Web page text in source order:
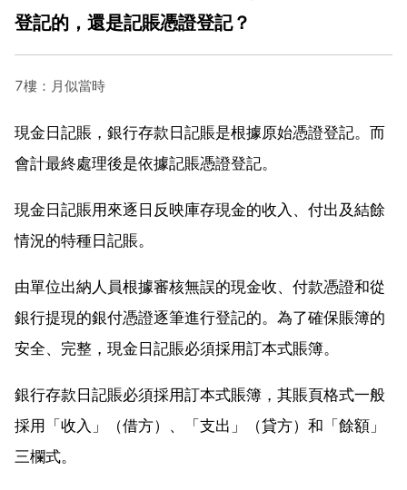
登記的，還是記賬憑證登記？
7樓：月似當時
現金日記賬，銀行存款日記賬是根據原始憑證登記。而
會計最終處理後是依據記賬憑證登記。
現金日記賬用來逐日反映庫存現金的收入、付出及結餘
情況的特種日記賬。
由單位出納人員根據審核無誤的現金收、付款憑證和從
銀行提現的銀付憑證逐筆進行登記的。為了確保賬簿的
安全、完整，現金日記賬必須採用訂本式賬簿。
銀行存款日記賬必須採用訂本式賬簿，其賬頁格式一般
採用「收入」（借方）、「支出」（貸方）和「餘額」
三欄式。